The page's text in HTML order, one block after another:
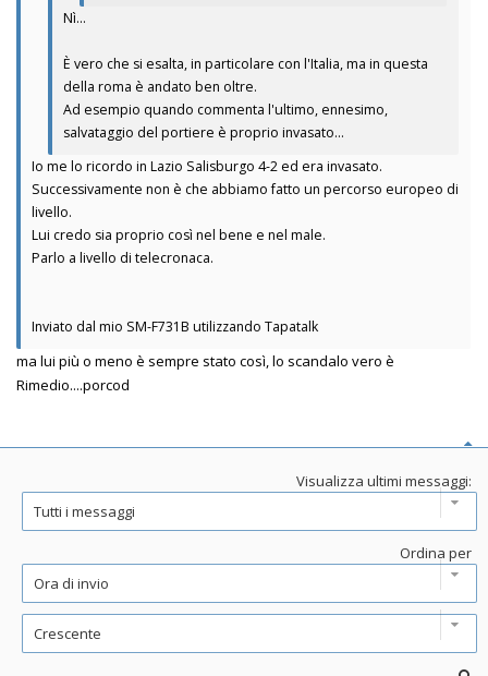
Nì...
È vero che si esalta, in particolare con l'Italia, ma in questa
della roma è andato ben oltre.
Ad esempio quando commenta l'ultimo, ennesimo,
salvataggio del portiere è proprio invasato...
Io me lo ricordo in Lazio Salisburgo 4-2 ed era invasato.
Successivamente non è che abbiamo fatto un percorso europeo di
livello.
Lui credo sia proprio così nel bene e nel male.
Parlo a livello di telecronaca.
Inviato dal mio SM-F731B utilizzando Tapatalk
ma lui più o meno è sempre stato così, lo scandalo vero è
Rimedio....porcod
Visualizza ultimi messaggi:
Ordina per